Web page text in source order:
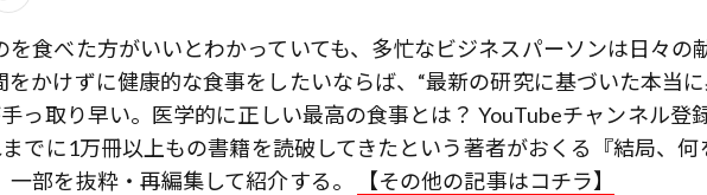
食べた方がいいとわかっていても、多忙なビジネスパーソンは日々の
かけずに健康的な食事をしたいならば、“最新の研究に基づいた本当
っ取り早い。医学的に正しい最高の食事とは？ YouTubeチャンネル登
でに1万冊以上もの書籍を読破してきたという著者がおくる『結局、何
部を抜粋・再編集して紹介する。
【その他の記事はコチラ】